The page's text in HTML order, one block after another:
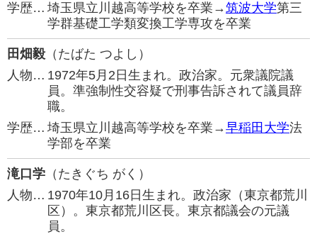
学歴… 埼玉県立川越高等学校を卒業→筑波大学第三
学群基礎工学類変換工学専攻を卒業
田畑毅 （たばた つよし）
人物… 1972年5月2日生まれ。政治家。元衆議院議
員。準強制性交容疑で刑事告訴されて議員辞
職。
学歴… 埼玉県立川越高等学校を卒業→早稲田大学法
学部を卒業
滝口学 （たきぐち がく）
人物… 1970年10月16日生まれ。政治家（東京都荒川
区）。東京都荒川区長。東京都議会の元議
員。